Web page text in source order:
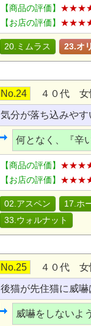
【商品の評価】
【お店の評価】
20.ミムラス 23.オ
No.24 ４０代 女
気分が落ち込みやす
何となく、『辛
【商品の評価】
【お店の評価】
02.アスペン 17.ホ
33.ウォルナット
No.25 ４０代 女
後猫が先住猫に威
威嚇をしないよ